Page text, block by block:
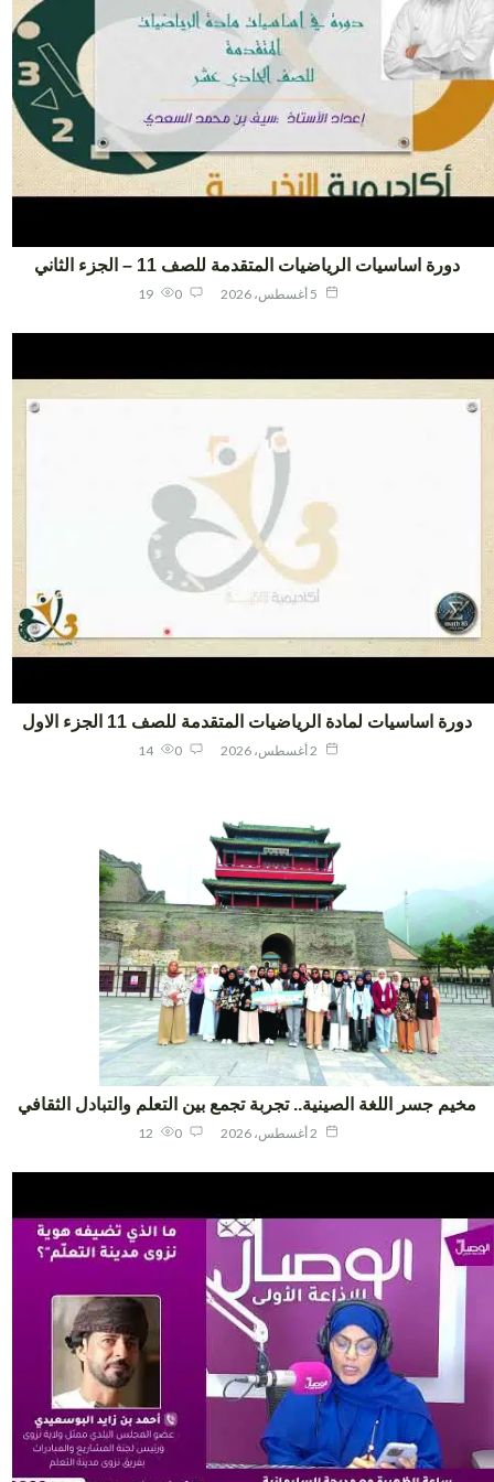
دورة اساسيات الرياضيات المتقدمة للصف 11 – الجزء الثاني
19
اساسيات لمادة الرياضيات المتقدمة للصف 11 الجزء الاول
14
جسر اللغة الصينية.. تجربة تجمع بين التعلم والتبادل الثقافي
12